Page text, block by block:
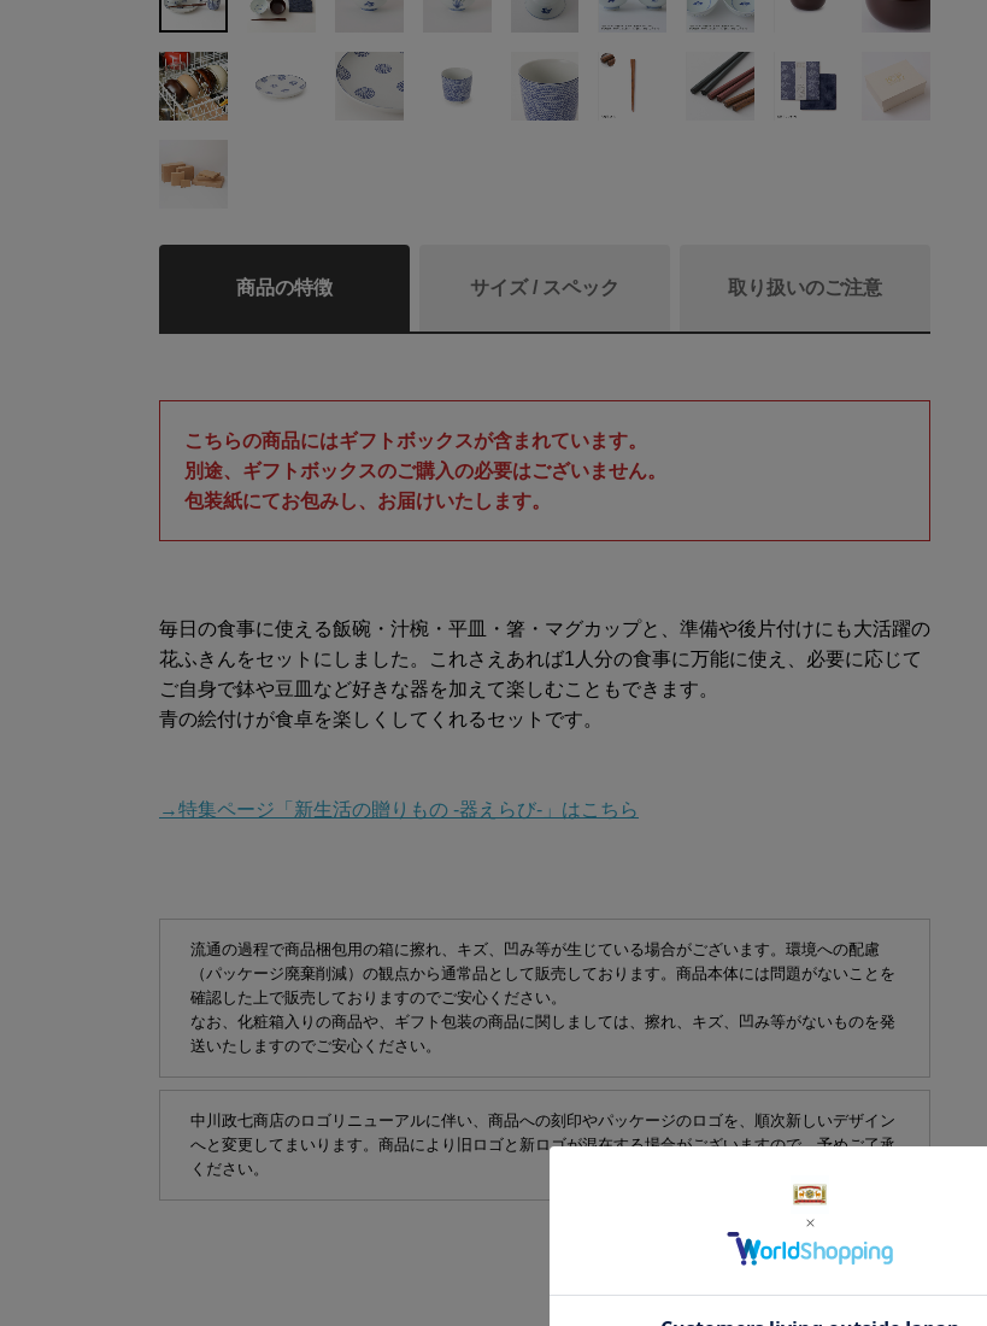
商品の特徴 サイズ / スペック 取り扱いのご注意
こちらの商品にはギフトボックスが含まれています。
別途、ギフトボックスのご購入の必要はございません。
包装紙にてお包みし、お届けいたします。
毎日の食事に使える飯碗・汁椀・平皿・箸・マグカップと、準備や後片付けにも大活躍の
花ふきんをセットにしました。これさえあれば1人分の食事に万能に使え、必要に応じて
ご自身で鉢や豆皿など好きな器を加えて楽しむこともできます。
青の絵付けが食卓を楽しくしてくれるセットです。
→特集ページ「新生活の贈りもの -器えらび-」はこちら
流通の過程で商品梱包用の箱に擦れ、キズ、凹み等が生じている場合がございます。環境への配慮
（パッケージ廃棄削減）の観点から通常品として販売しております。商品本体には問題がないことを
確認した上で販売しておりますのでご安心ください。
なお、化粧箱入りの商品や、ギフト包装の商品に関しましては、擦れ、キズ、凹み等がないものを発
送いたしますのでご安心ください。
中川政七商店のロゴリニューアルに伴い、商品への刻印やパッケージのロゴを、順次新しいデザイン
へと変更してまいります。商品により旧ロゴと新ロゴが混在する場合がございますので、予めご了承
ください。